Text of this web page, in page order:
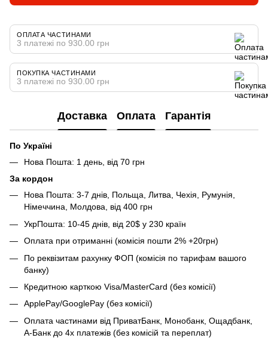
ОПЛАТА ЧАСТИНАМИ
3 платежі по 930.00 грн
ПОКУПКА ЧАСТИНАМИ
3 платежі по 930.00 грн
Доставка Оплата Гарантія
По Україні
Нова Пошта: 1 день, від 70 грн
За кордон
Нова Пошта: 3-7 днів, Польща, Литва, Чехія, Румунія,
Німеччина, Молдова, від 400 грн
УкрПошта: 10-45 днів, від 20$ у 230 країн
Оплата при отриманні (комісія пошти 2% +20грн)
По реквізитам рахунку ФОП (комісія по тарифам вашого
банку)
Кредитною карткою Visa/MasterCard (без комісії)
ApplePay/GooglePay (без комісії)
Оплата частинами від ПриватБанк, Монобанк, Ощадбанк,
А-Банк до 4х платежів (без комісій та переплат)